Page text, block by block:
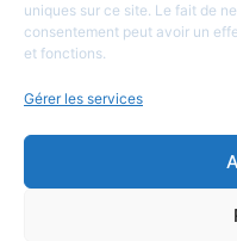
uniques sur ce site. Le fait de
consentement peut avoir un
et fonctions.
Gérer les services